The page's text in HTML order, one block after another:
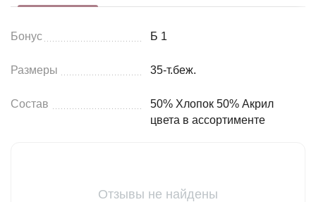
Бонус Б 1
Размеры 35-т.беж.
Состав
50% Хлопок 50% Акрил
цвета в ассортименте
Отзывы не найдены